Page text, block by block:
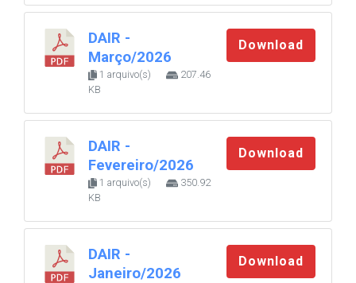
DAIR -
Março/2026
1 arquivo(s)
207.46
KB
Download
DAIR -
Fevereiro/2026
1 arquivo(s)
350.92
KB
Download
DAIR -
Janeiro/2026
Download